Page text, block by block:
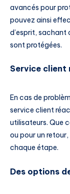
avancés pour
pouvez ainsi
d’esprit, sachant
sont protégées.
Service
En cas de
service client
utilisateurs. Que
ou pour un
chaque étape.
Des options